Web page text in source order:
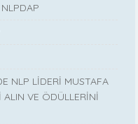
NLP LİDERİ MUSTAFA
ALIN VE ÖDÜLLERİNİ